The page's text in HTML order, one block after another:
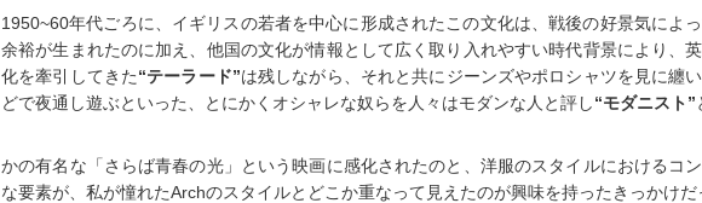
1950~60年代ごろに、イギリスの若者を中心に形成されたこの文化は、戦後の好景気によ
余裕が生まれたのに加え、他国の文化が情報として広く取り入れやすい時代背景により、
化を牽引してきた“テーラード”は残しながら、それと共にジーンズやポロシャツを見に纏
どで夜通し遊ぶといった、とにかくオシャレな奴らを人々はモダンな人と評し“モダニスト”
かの有名な「さらば青春の光」という映画に感化されたのと、洋服のスタイルにおけるコ
な要素が、私が憧れたArchのスタイルとどこか重なって見えたのが興味を持ったきっかけだ